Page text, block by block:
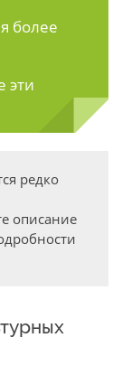
более
эти
редко
описание